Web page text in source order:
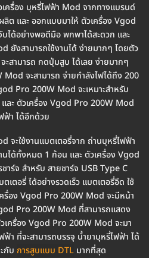
ครื่อง บุหรี่ไฟฟ้า Mod จากทางแบรนด์
ต และ ออกแบบมาให้ ตัวเครื่อง Vgod
ได้อย่างพอดีมือ พกพาได้สะดวก และ
ยังสามารถใช้งานได้ ง่ายมากๆ โดยตัว
สามารถ กดปุ่มสูบ ได้เลย ง่ายมากๆ
จะสามารถ จ่ายกำลังไฟได้ถึง 200
Pro 200W Mod จะเหมาะสำหรับ
ละ ตัวเครื่อง Vgod Pro 200W Mod
ฟ้า ได้อีกด้วย
จะใช้งานแบตเตอรี่จาก ถ่านบุหรี่ไฟฟ้า
นได้ทั้งหมด 1 ก้อน และ ตัวเครื่อง Vgod
ร์จ สำหรับ สายชาร์จ USB Type C
ตอรี่ ได้อย่างรวดเร็ว แบตเตอรี่อึด ใช้
รื่อง Vgod Pro 200W Mod จะมีหน้า
Pro 200W Mod ที่สามารถแสดง
เครื่อง Vgod Pro 200W Mod จะมา
า ที่จะสามารถบรรจุ น้ำยาบุหรี่ไฟฟ้า ได้
กับ การสูบแบบ DTL มากที่สุด